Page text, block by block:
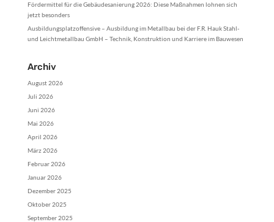
Fördermittel für die Gebäudesanierung 2026: Diese Maßnahmen lohnen sich
jetzt besonders
Ausbildungsplatzoffensive – Ausbildung im Metallbau bei der F.R. Hauk Stahl-
und Leichtmetallbau GmbH – Technik, Konstruktion und Karriere im Bauwesen
Archiv
August 2026
Juli 2026
Juni 2026
Mai 2026
April 2026
März 2026
Februar 2026
Januar 2026
Dezember 2025
Oktober 2025
September 2025